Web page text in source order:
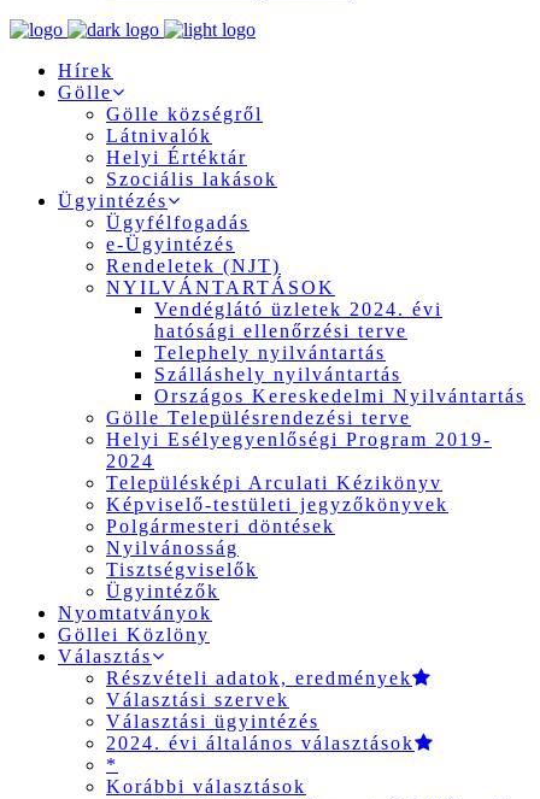
Hírek
Gölle
Gölle községről
Látnivalók
Helyi Értéktár
Szociális lakások
Ügyintézés
Ügyfélfogadás
e-Ügyintézés
Rendeletek (NJT)
NYILVÁNTARTÁSOK
Vendéglátó üzletek 2024. évi
hatósági ellenőrzési terve
Telephely nyilvántartás
Szálláshely nyilvántartás
Országos Kereskedelmi Nyilvántartás
Gölle Településrendezési terve
Helyi Esélyegyenlőségi Program 2019-
2024
Településképi Arculati Kézikönyv
Képviselő-testületi jegyzőkönyvek
Polgármesteri döntések
Nyilvánosság
Tisztségviselők
Ügyintézők
Nyomtatványok
Göllei Közlöny
Választás
Részvételi adatok, eredmények
Választási szervek
Választási ügyintézés
2024. évi általános választások
*
Korábbi választások